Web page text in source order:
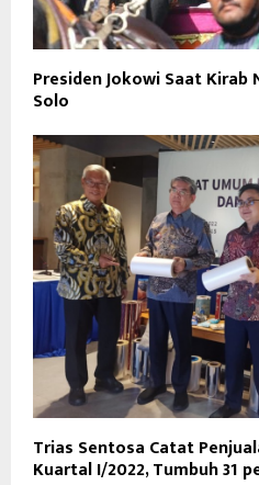
Presiden Jokowi Saat
Solo
Trias Sentosa Catat
Kuartal I/2022, Tumbuh 31